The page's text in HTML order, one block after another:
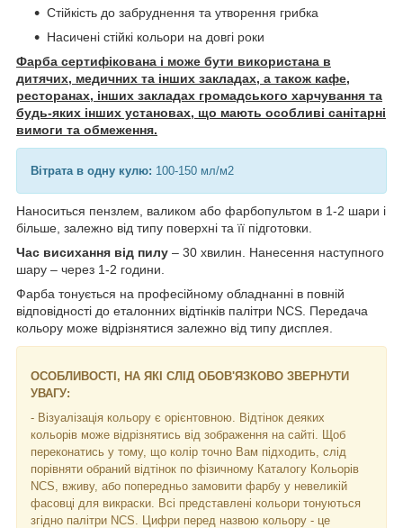
Стійкість до забруднення та утворення грибка
Насичені стійкі кольори на довгі роки
Фарба сертифікована і може бути використана в
дитячих, медичних та інших закладах, а також кафе,
ресторанах, інших закладах громадського харчування та
будь-яких інших установах, що мають особливі санітарні
вимоги та обмеження.
Вітрата в одну кулю: 100-150 мл/м2
Наноситься пензлем, валиком або фарбопультом в 1-2 шари і
більше, залежно від типу поверхні та її підготовки.
Час висихання від пилу – 30 хвилин. Нанесення наступного
шару – через 1-2 години.
Фарба тонується на професійному обладнанні в повній
відповідності до еталонних відтінків палітри NCS. Передача
кольору може відрізнятися залежно від типу дисплея.
ОСОБЛИВОСТІ, НА ЯКІ СЛІД ОБОВ'ЯЗКОВО ЗВЕРНУТИ
УВАГУ:
- Візуалізація кольору є орієнтовною. Відтінок деяких
кольорів може відрізнятись від зображення на сайті. Щоб
переконатись у тому, що колір точно Вам підходить, слід
порівняти обраний відтінок по фізичному Каталогу Кольорів
NCS, вживу, або попередньо замовити фарбу у невеликій
фасовці для викраски. Всі представлені кольори тонуються
згідно палітри NCS. Цифри перед назвою кольору - це